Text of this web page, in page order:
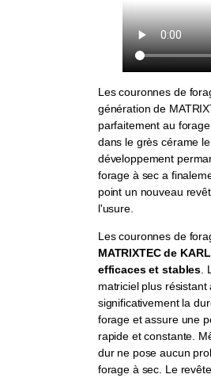
Les couronnes de
génération de
parfaitement au
dans le grès cérame
développement
forage à sec a
point un nouveau
l'usure.
Les couronnes de
MATRIXTEC de
efficaces et stables
matriciel plus
significativement la
forage et assure une
rapide et constante.
dur ne pose aucun
forage à sec. Le